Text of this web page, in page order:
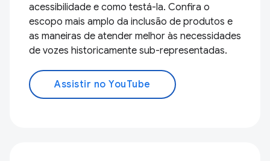
acessibilidade e como testá-la. Confira o
escopo mais amplo da inclusão de produtos e
as maneiras de atender melhor às necessidades
de vozes historicamente sub-representadas.
Assistir no YouTube